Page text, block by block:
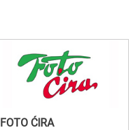
FOTO ĆIRA